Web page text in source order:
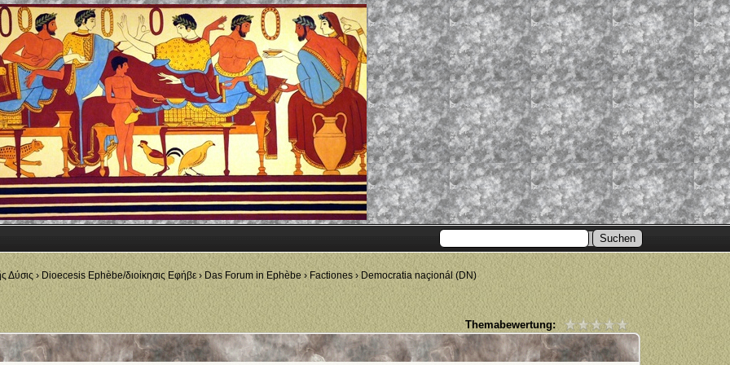
Δύσις› Dioecesis Ephèbe/διοίκησις Εφήβε› Das Forum in Ephèbe › Factiones›Democratia naçionál (DN)
Themabewertung: